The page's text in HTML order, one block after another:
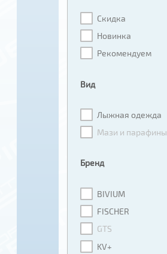
Скидка
Новинка
Рекомендуем
Вид
Лыжная одежда
Мази и парафины
Бренд
BIVIUM
FISCHER
GTS
KV+